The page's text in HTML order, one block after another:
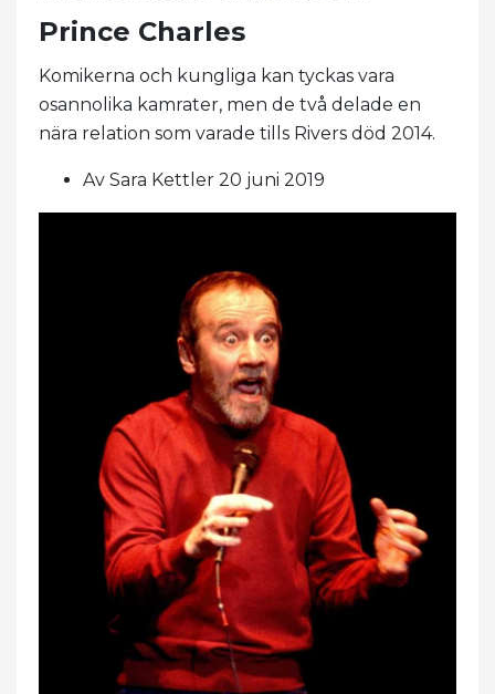
Prince Charles
Komikerna och kungliga kan tyckas vara
osannolika kamrater, men de två delade en
nära relation som varade tills Rivers död 2014.
Av Sara Kettler 20 juni 2019